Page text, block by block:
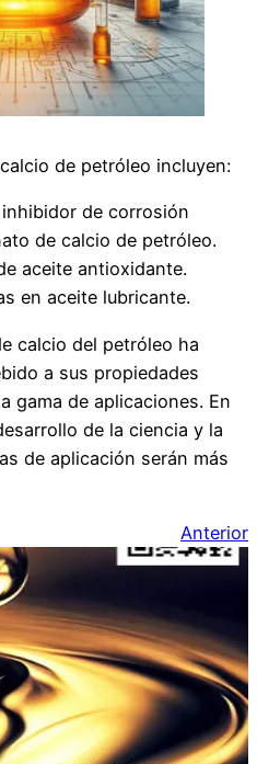
de petróleo incluyen:
de corrosión
de calcio de petróleo.
aceite antioxidante.
en aceite lubricante.
calcio del petróleo ha
a sus propiedades
gama de aplicaciones. En
de la ciencia y la
de aplicación serán más
Anterior